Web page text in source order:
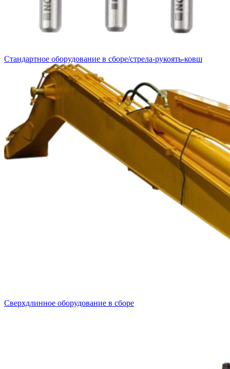
Стандартное оборудование в сборе/стрела-рукоять-ковш
Сверхдлинное оборудование в сборе